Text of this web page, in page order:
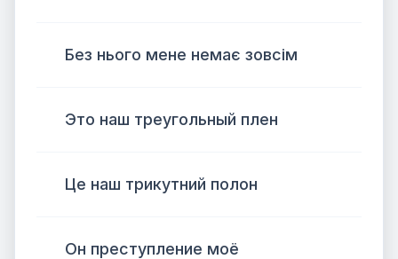
Без нього мене немає зовсім
Это наш треугольный плен
Це наш трикутний полон
Он преступление моё